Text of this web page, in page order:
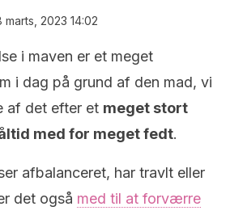
marts, 2023 14:02
i maven er et meget
i dag på grund af den mad, vi
af det efter et meget stort
med for meget fedt.
afbalanceret, har travlt eller
det også med til at forværre